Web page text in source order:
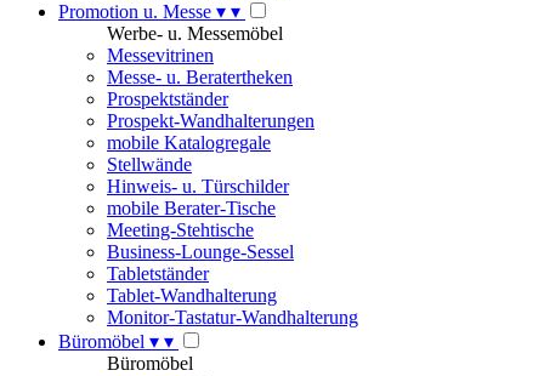
Promotion u. Messe ▾ ▾
Werbe- u. Messemöbel
Messevitrinen
Messe- u. Beratertheken
Prospektständer
Prospekt-Wandhalterungen
mobile Katalogregale
Stellwände
Hinweis- u. Türschilder
mobile Berater-Tische
Meeting-Stehtische
Business-Lounge-Sessel
Tabletständer
Tablet-Wandhalterung
Monitor-Tastatur-Wandhalterung
Büromöbel ▾ ▾
Büromöbel